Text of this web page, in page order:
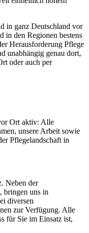
in ganz Deutschland vor
in den Regionen bestens
Herausforderung Pflege
unabhängig genau dort,
oder auch per
Ort aktiv: Alle
unsere Arbeit sowie
Pflegelandschaft in
Neben der
bringen uns in
diversen
zur Verfügung. Alle
für Sie im Einsatz ist,